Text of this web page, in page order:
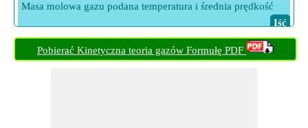
Masa molowa gazu podana temperatura i średnia prędkość
​ Iść
Masa molowa gazu przy danej średniej kwadratowej
prędkości i ciśnieniu
​ Iść
Pobierać Kinetyczna teoria gazów Formułę PDF